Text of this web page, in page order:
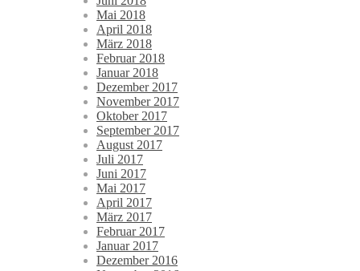
Mai 2018
April 2018
März 2018
Februar 2018
Januar 2018
Dezember 2017
November 2017
Oktober 2017
September 2017
August 2017
Juli 2017
Juni 2017
Mai 2017
April 2017
März 2017
Februar 2017
Januar 2017
Dezember 2016